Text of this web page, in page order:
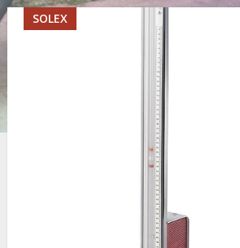
SOLEX